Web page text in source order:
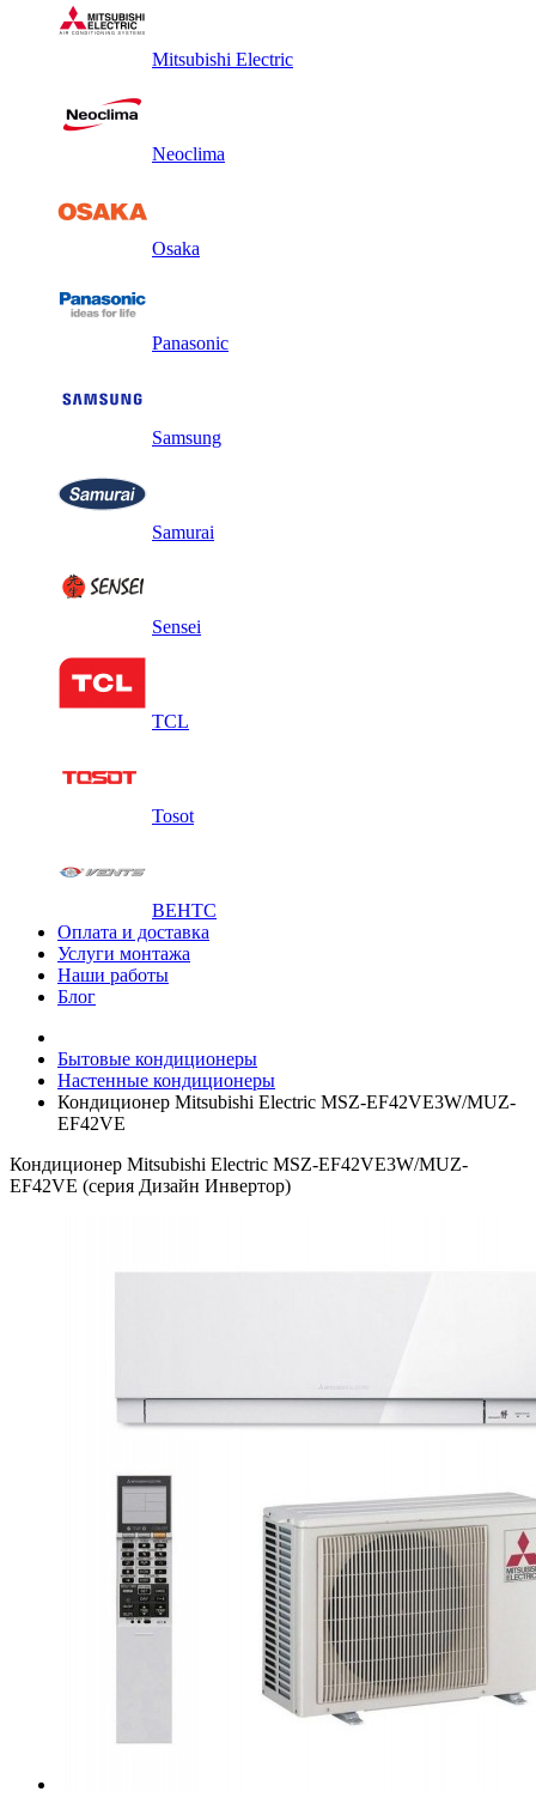
Mitsubishi Electric
Neoclima
Osaka
Panasonic
Samsung
Samurai
Sensei
TCL
Tosot
ВЕНТС
Оплата и доставка
Услуги монтажа
Наши работы
Блог
Бытовые кондиционеры
Настенные кондиционеры
Кондиционер Mitsubishi Electric MSZ-EF42VE3W/MUZ-
EF42VE
Кондиционер Mitsubishi Electric MSZ-EF42VE3W/MUZ-
EF42VE (серия Дизайн Инвертор)